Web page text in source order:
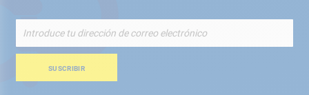
nuestro
de
SUSCRIBIR